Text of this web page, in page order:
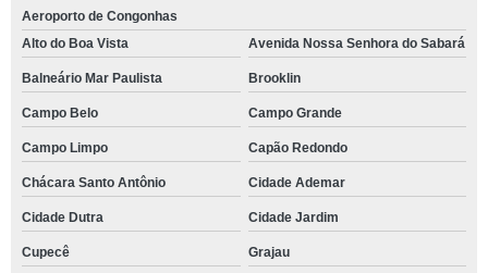
Aeroporto de Congonhas
Alto do Boa Vista
Avenida Nossa Senhora do Sabará
Balneário Mar Paulista Brooklin
Campo Belo Campo Grande
Campo Limpo Capão Redondo
Chácara Santo Antônio Cidade Ademar
Cidade Dutra Cidade Jardim
Cupecê Grajau